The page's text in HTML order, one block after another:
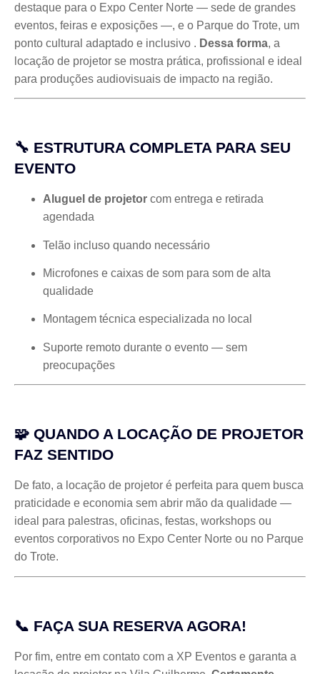
destaque para o Expo Center Norte — sede de grandes
eventos, feiras e exposições —, e o Parque do Trote, um
ponto cultural adaptado e inclusivo . Dessa forma, a
locação de projetor se mostra prática, profissional e ideal
para produções audiovisuais de impacto na região.
🔧 ESTRUTURA COMPLETA PARA SEU
EVENTO
Aluguel de projetor com entrega e retirada
agendada
Telão incluso quando necessário
Microfones e caixas de som para som de alta
qualidade
Montagem técnica especializada no local
Suporte remoto durante o evento — sem
preocupações
🧩 QUANDO A LOCAÇÃO DE PROJETOR
FAZ SENTIDO
De fato, a locação de projetor é perfeita para quem busca
praticidade e economia sem abrir mão da qualidade —
ideal para palestras, oficinas, festas, workshops ou
eventos corporativos no Expo Center Norte ou no Parque
do Trote.
📞 FAÇA SUA RESERVA AGORA!
Por fim, entre em contato com a XP Eventos e garanta a